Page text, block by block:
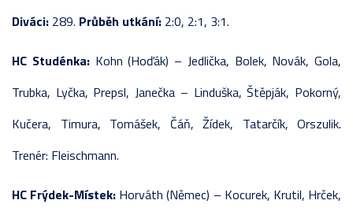
Diváci: 289. Průběh utkání: 2:0, 2:1, 3:1.
HC Studénka:Kohn (Hoďák) – Jedlička, Bolek, Novák, Gola,
Trubka, Lyčka, Prepsl, Janečka – Linduška, Štěpják, Pokorný,
Kučera, Timura, Tomášek, Čáň, Žídek, Tatarčík, Orszulik.
Trenér: Fleischmann.
HC Frýdek-Místek: Horváth (Němec) – Kocurek, Krutil, Hrček,